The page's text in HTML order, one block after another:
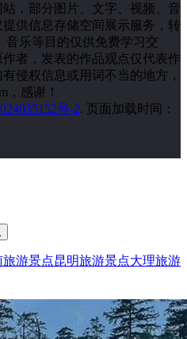
，部分图片、文字、视频、音
供信息存储空间展示服务，转
音乐等目的仅供免费学习交
者，发表的作品观点仅代表作
侵权信息或用词不当的地方，
，感谢！
号-2. 页面加载时间：
旅游景点昆明旅游景点大理旅游